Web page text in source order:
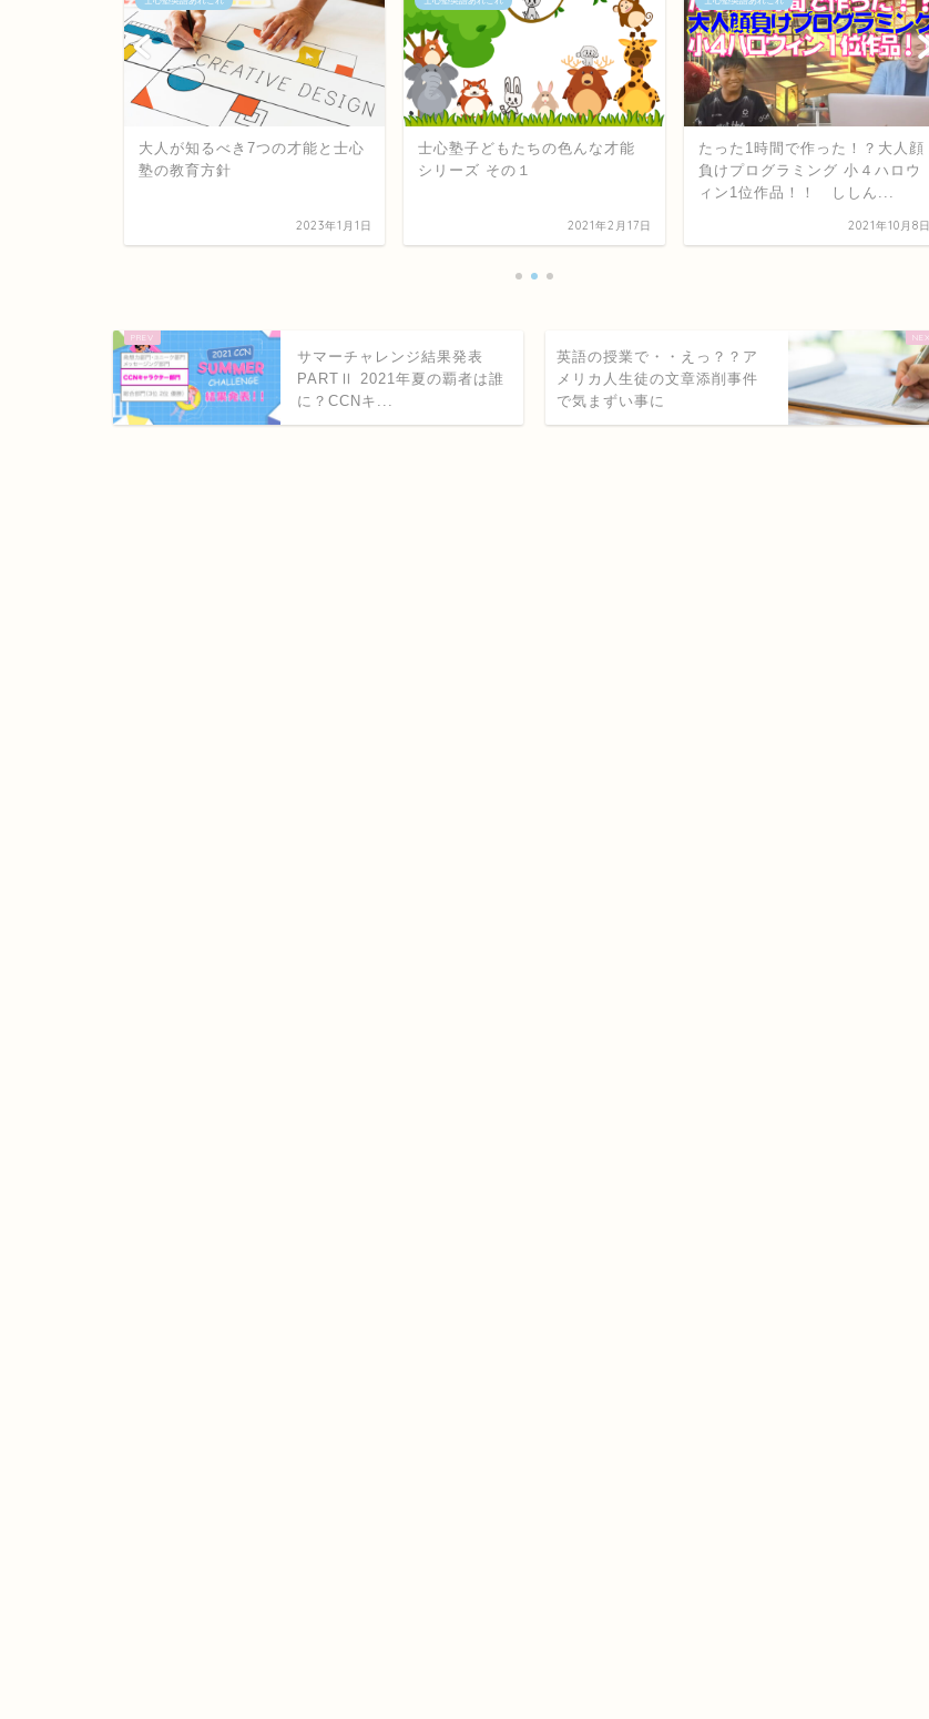
士心塾子どもたちの色んな才能
シリーズ その１
2021年2月17日
たった1時間で作った！？大人顔
負けプログラミング 小４ハロウ
2021年10月8日
大人が知るべき7つの才能と士心
塾の教育方針
2023年1月1日
サマーチャレンジ結果発表
PARTⅡ 2021年夏の覇者は誰
に？CCNキ...
英語の授業で・・えっ？？ア
メリカ人生徒の文章添削事件
で気まずい事に